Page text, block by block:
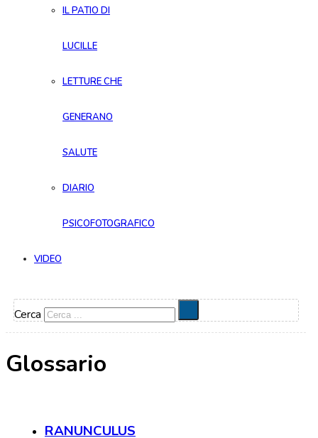
IL PATIO DI
LUCILLE
LETTURE CHE
GENERANO
SALUTE
DIARIO
PSICOFOTOGRAFICO
VIDEO
Cerca
Glossario
RANUNCULUS